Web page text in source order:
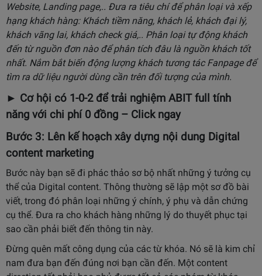
Website, Landing page,.. Đưa ra tiêu chí để phân loại và xếp
hạng khách hàng: Khách tiềm năng, khách lẻ, khách đại lý,
khách vãng lai, khách check giá,.. Phân loại tự động khách
đến từ nguồn đơn nào để phân tích đâu là nguồn khách tốt
nhất. Nắm bắt biến động lượng khách tương tác Fanpage để
tìm ra dữ liệu người dùng cần trên đối tượng của mình.
► Cơ hội có 1-0-2 để trải nghiệm ABIT full tính
năng với chi phí 0 đồng – Click ngay
Bước 3: Lên kế hoạch xây dựng nội dung Digital
content marketing
Bước này bạn sẽ đi phác thảo sơ bộ nhất những ý tưởng cụ
thể của Digital content. Thông thường sẽ lập một sơ đồ bài
viết, trong đó phân loại những ý chính, ý phụ và dẫn chứng
cụ thể. Đưa ra cho khách hàng những lý do thuyết phục tại
sao cần phải biết đến thông tin này.
Đừng quên mất công dụng của các từ khóa. Nó sẽ là kim chỉ
nam đưa bạn đến đúng nơi bạn cần đến. Một content